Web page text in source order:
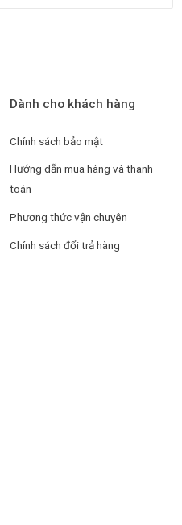
Dành cho khách hàng
Chính sách bảo mật
Hướng dẫn mua hàng và thanh
toán
Phương thức vận chuyên
Chính sách đổi trả hàng